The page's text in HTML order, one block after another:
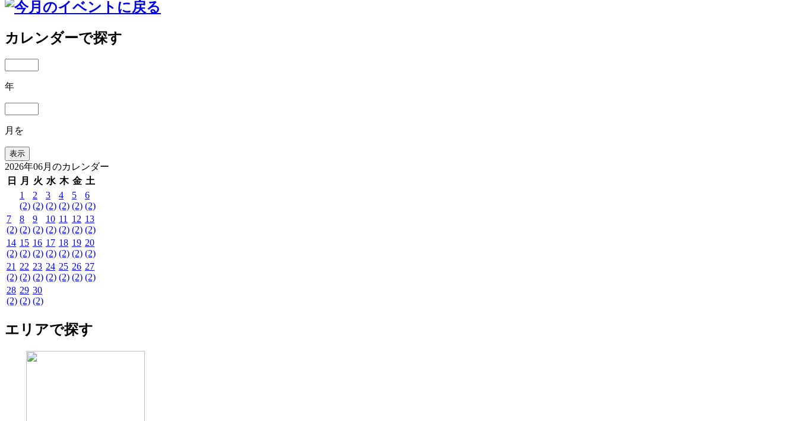
カレンダーで探す
年
月を
2026年06月のカレンダー
日
月 火 水 木 金 土
1
(2)
2
(2)
3
(2)
4
(2)
5
(2)
6
(2)
7
(2)
8
(2)
9
(2)
10
(2)
11
(2)
12
(2)
13
(2)
14
(2)
15
(2)
16
(2)
17
(2)
18
(2)
19
(2)
20
(2)
21
(2)
22
(2)
23
(2)
24
(2)
25
(2)
26
(2)
27
(2)
28
(2)
29
(2)
30
(2)
エリアで探す